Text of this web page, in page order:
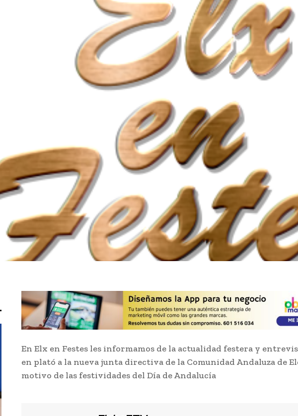
En Elx en Festes les informamos de la actualidad festera y
en plató a la nueva junta directiva de la Comunidad Andaluza de
motivo de las festividades del Día de Andalucía